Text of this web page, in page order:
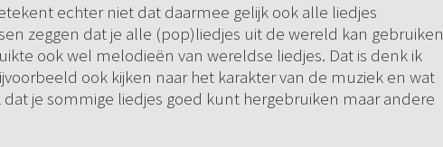
echter niet dat daarmee gelijk ook alle liedjes
zeggen dat je alle (pop)liedjes uit de wereld kan gebruiken
ook wel melodieën van wereldse liedjes. Dat is denk ik
ook kijken naar het karakter van de muziek en wat
je sommige liedjes goed kunt hergebruiken maar andere